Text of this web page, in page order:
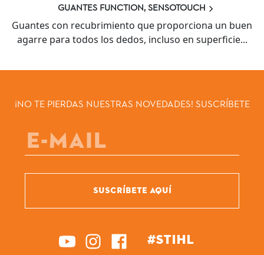
GUANTES FUNCTION, SENSOTOUCH
Guantes con recubrimiento que proporciona un buen
agarre para todos los dedos, incluso en superficie...
¡NO TE PIERDAS NUESTRAS NOVEDADES! SUSCRÍBETE
SUSCRÍBETE AQUÍ
#STIHL